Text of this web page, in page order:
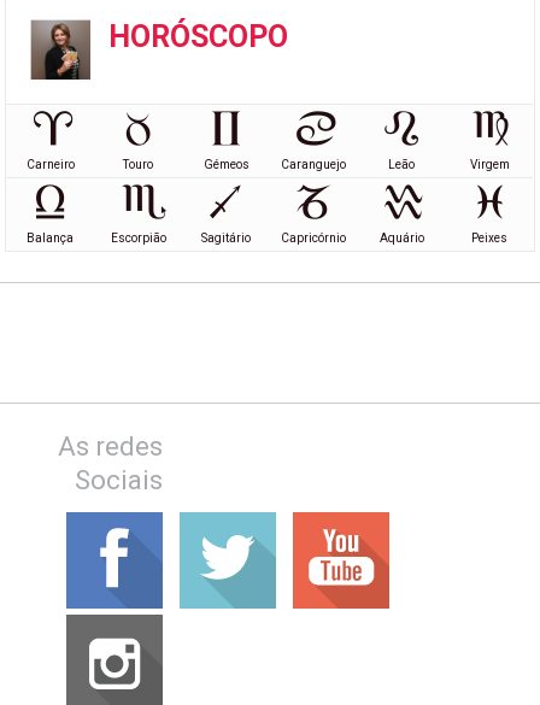
HORÓSCOPO
Carneiro Touro Gémeos Caranguejo Leão Virgem
Balança Escorpião Sagitário Capricórnio Aquário Peixes
As redes
Sociais